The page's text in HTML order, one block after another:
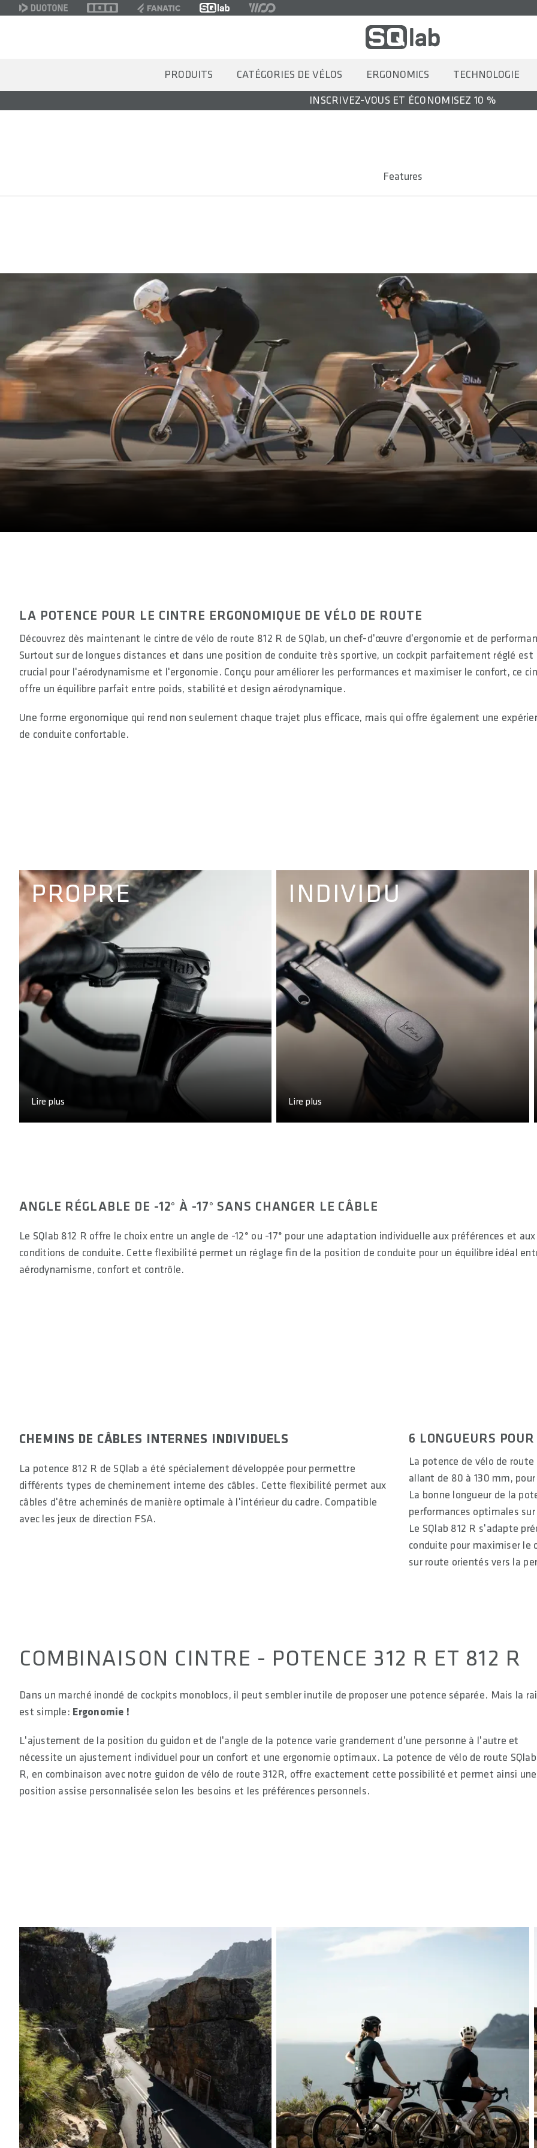
PRODUITS CATÉGORIES DE VÉLOS ERGONOMICS TECHNOLOGIE
INSCRIVEZ-VOUS ET ÉCONOMISEZ 10 %
Features
LA POTENCE POUR LE CINTRE ERGONOMIQUE DE VÉLO DE ROUTE
Découvrez dès maintenant le cintre de vélo de route 812 R de SQlab, un chef-d'œuvre d'ergonomie et de
Surtout sur de longues distances et dans une position de conduite très sportive, un cockpit parfaitement réglé est
crucial pour l'aérodynamisme et l'ergonomie. Conçu pour améliorer les performances et maximiser le confort, ce
offre un équilibre parfait entre poids, stabilité et design aérodynamique.
Une forme ergonomique qui rend non seulement chaque trajet plus efficace, mais qui offre également une
de conduite confortable.
PROPRE
Lire plus
INDIVIDU
Lire plus
ANGLE RÉGLABLE DE -12° À -17° SANS CHANGER LE CÂBLE
Le SQlab 812 R offre le choix entre un angle de -12° ou -17° pour une adaptation individuelle aux préférences et aux
conditions de conduite. Cette flexibilité permet un réglage fin de la position de conduite pour un équilibre idéal
aérodynamisme, confort et contrôle.
CHEMINS DE CÂBLES INTERNES INDIVIDUELS
La potence 812 R de SQlab a été spécialement développée pour permettre
différents types de cheminement interne des câbles. Cette flexibilité permet aux
câbles d'être acheminés de manière optimale à l'intérieur du cadre. Compatible
avec les jeux de direction FSA.
6 LONGUEURS
La potence de vélo de
allant de 80 à 130 mm,
La bonne longueur de la
performances optimales
Le SQlab 812 R s'adapte
conduite pour maximiser
sur route orientés vers la
COMBINAISON CINTRE - POTENCE 312 R ET 812 R
Dans un marché inondé de cockpits monoblocs, il peut sembler inutile de proposer une potence séparée. Mais la
est simple: Ergonomie !
L'ajustement de la position du guidon et de l'angle de la potence varie grandement d'une personne à l'autre et
nécessite un ajustement individuel pour un confort et une ergonomie optimaux. La potence de vélo de route SQlab
R, en combinaison avec notre guidon de vélo de route 312R, offre exactement cette possibilité et permet ainsi une
position assise personnalisée selon les besoins et les préférences personnels.